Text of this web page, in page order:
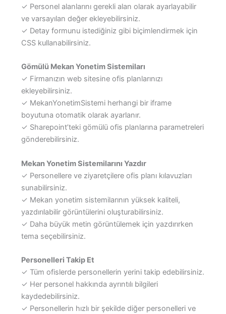
✓ Personel alanlarını gerekli alan olarak ayarlayabilir
ve varsayılan değer ekleyebilirsiniz.
✓ Detay formunu istediğiniz gibi biçimlendirmek için
CSS kullanabilirsiniz.
Gömülü Mekan Yonetim Sistemiları
✓ Firmanızın web sitesine ofis planlarınızı
ekleyebilirsiniz.
✓ MekanYonetimSistemi herhangi bir iframe
boyutuna otomatik olarak ayarlanır.
✓ Sharepoint’teki gömülü ofis planlarına parametreleri
gönderebilirsiniz.
Mekan Yonetim Sistemilarını Yazdır
✓ Personellere ve ziyaretçilere ofis planı kılavuzları
sunabilirsiniz.
✓ Mekan yonetim sistemilarının yüksek kaliteli,
yazdırılabilir görüntülerini oluşturabilirsiniz.
✓ Daha büyük metin görüntülemek için yazdırırken
tema seçebilirsiniz.
Personelleri Takip Et
✓ Tüm ofislerde personellerin yerini takip edebilirsiniz.
✓ Her personel hakkında ayrıntılı bilgileri
kaydedebilirsiniz.
✓ Personellerin hızlı bir şekilde diğer personelleri ve